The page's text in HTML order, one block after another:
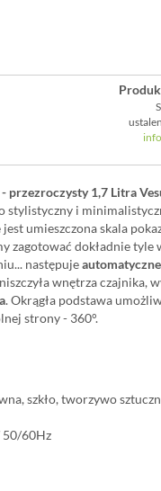
przezroczysty 1,7 Litra
stylistyczny i
umieszczona skala
zagotować dokładnie tyle
następuje
wnętrza czajnika,
. Okrągła podstawa
strony - 360°.
szkło, tworzywo
50/60Hz